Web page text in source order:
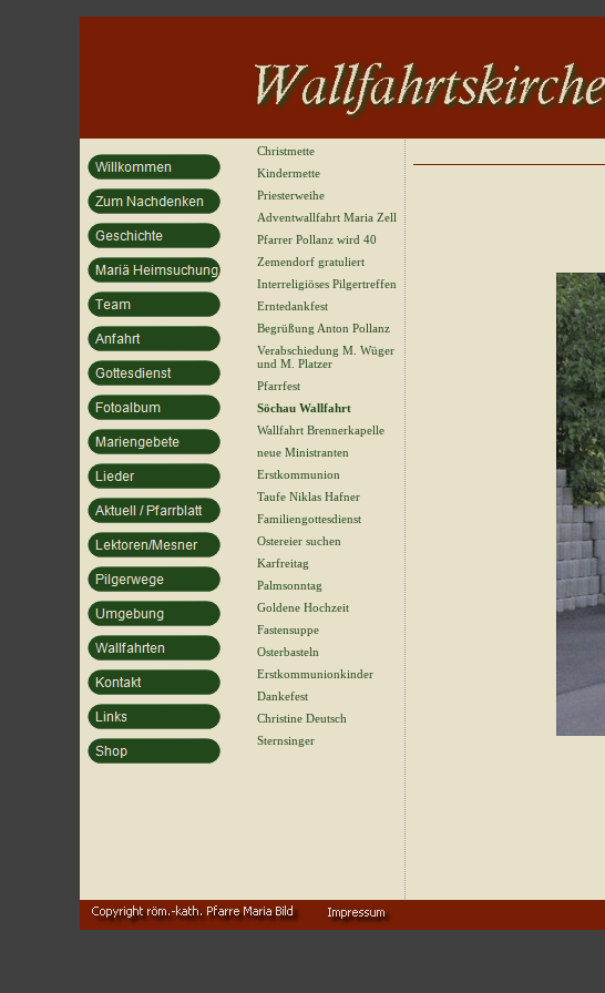
Christmette
Kindermette
Priesterweihe
Adventwallfahrt Maria Zell
Pfarrer Pollanz wird 40
Zemendorf gratuliert
Interreligiöses Pilgertreffen
Erntedankfest
Begrüßung Anton Pollanz
Verabschiedung M. Wüger
und M. Platzer
Pfarrfest
Söchau Wallfahrt
Wallfahrt Brennerkapelle
neue Ministranten
Erstkommunion
Taufe Niklas Hafner
Familiengottesdienst
Ostereier suchen
Karfreitag
Palmsonntag
Goldene Hochzeit
Fastensuppe
Osterbasteln
Erstkommunionkinder
Dankefest
Christine Deutsch
Sternsinger